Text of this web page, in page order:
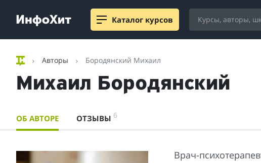
Каталог курсов
Авторы Бородянский Михаил
Михаил Бородянский
ОБ АВТОРЕ ОТЗЫВЫ 6
Врач-